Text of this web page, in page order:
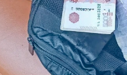
И
К